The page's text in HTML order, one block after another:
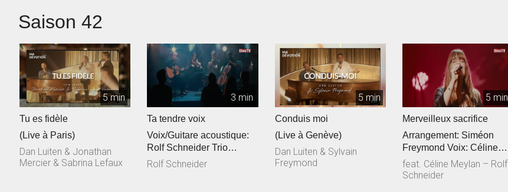
Saison 42
5 min
Tu es fidèle
(Live à Paris)
Dan Luiten & Jonathan
Mercier & Sabrina Lefaux
3 min
Ta tendre voix
Voix/Guitare acoustique:
Rolf Schneider Trio
cordes: Philippe & Jessica
Rolf Schneider
5 min
Conduis moi
(Live à Genève)
Dan Luiten & Sylvain
Freymond
5 min
Merveilleux sacrifice
Arrangement: Siméon
Freymond Voix: Céline
Meylan Guitare
acoustique: Rolf Sc...
feat. Céline Meylan – Rolf
Schneider